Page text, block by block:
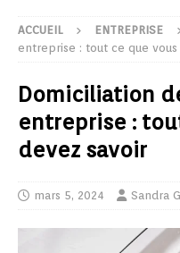
ACCUEIL ENTREPRISE
entreprise : tout ce que
Domiciliation
entreprise :
devez savoir
mars 5, 2024 Sandra